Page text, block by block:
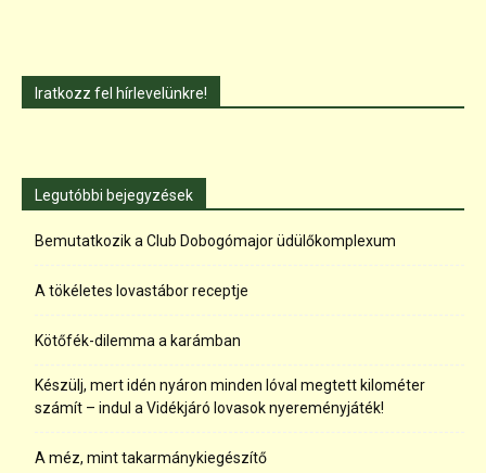
Iratkozz fel hírlevelünkre!
Legutóbbi bejegyzések
Bemutatkozik a Club Dobogómajor üdülőkomplexum
A tökéletes lovastábor receptje
Kötőfék-dilemma a karámban
Készülj, mert idén nyáron minden lóval megtett kilométer
számít – indul a Vidékjáró lovasok nyereményjáték!
A méz, mint takarmánykiegészítő